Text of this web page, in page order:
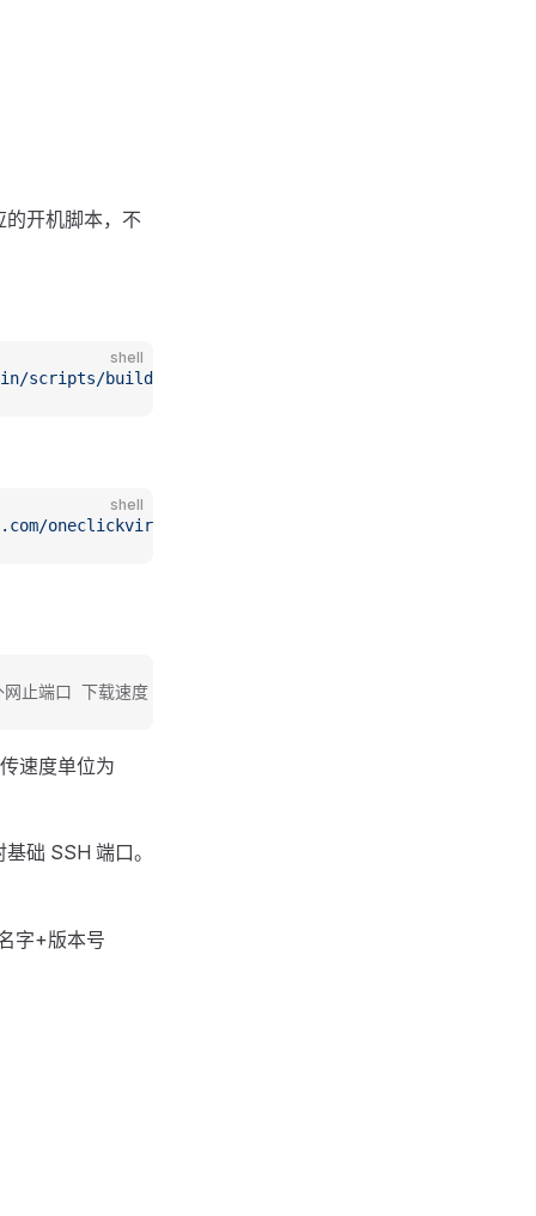
开机脚本，不
shell
scripts/buildct.sh
shell
oneclickvirt/incus/main/scripts/buildct.sh
止端口 下载速度 上传速度 是否启用IPV6(Y or N) 系统(留空则
速度单位为
础 SSH 端口。
字+版本号